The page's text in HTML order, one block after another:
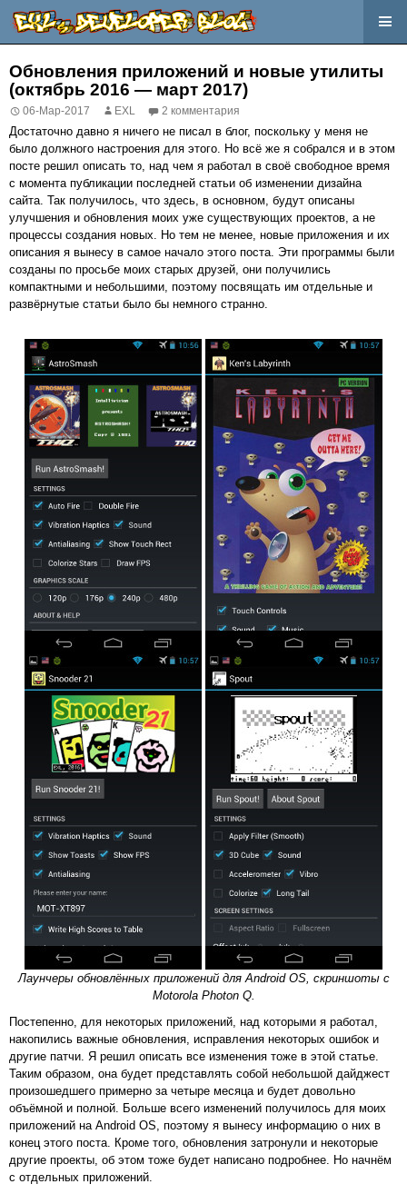
Перейти
содержимому
Обновления приложений и новые утилиты
(октябрь 2016 — март 2017)
06-Мар-2017 EXL 2 комментария
Достаточно давно я ничего не писал в блог, поскольку у меня не
было должного настроения для этого. Но всё же я собрался и в этом
посте решил описать то, над чем я работал в своё свободное время
с момента публикации последней статьи об изменении дизайна
сайта. Так получилось, что здесь, в основном, будут описаны
улучшения и обновления моих уже существующих проектов, а не
процессы создания новых. Но тем не менее, новые приложения и их
описания я вынесу в самое начало этого поста. Эти программы были
созданы по просьбе моих старых друзей, они получились
компактными и небольшими, поэтому посвящать им отдельные и
развёрнутые статьи было бы немного странно.
Лаунчеры обновлённых приложений для Android OS, скриншоты с
Motorola Photon Q.
Постепенно, для некоторых приложений, над которыми я работал,
накопились важные обновления, исправления некоторых ошибок и
другие патчи. Я решил описать все изменения тоже в этой статье.
Таким образом, она будет представлять собой небольшой дайджест
произошедшего примерно за четыре месяца и будет довольно
объёмной и полной. Больше всего изменений получилось для моих
приложений на Android OS, поэтому я вынесу информацию о них в
конец этого поста. Кроме того, обновления затронули и некоторые
другие проекты, об этом тоже будет написано подробнее. Но начнём
с отдельных приложений.